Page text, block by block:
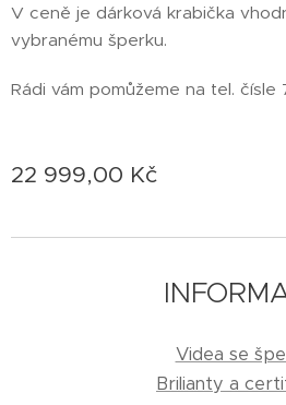
V ceně je dárková krabička
vybranému šperku.
Rádi vám pomůžeme na tel. čísle
22 999,00 Kč
Videa se
Brilianty a